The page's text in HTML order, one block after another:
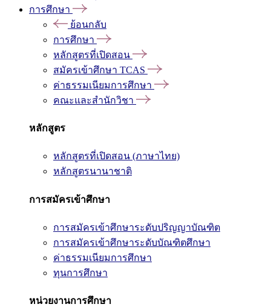
การศึกษา
ย้อนกลับ
การศึกษา
หลักสูตรที่เปิดสอน
สมัครเข้าศึกษา TCAS
ค่าธรรมเนียมการศึกษา
คณะและสำนักวิชา
หลักสูตร
หลักสูตรที่เปิดสอน (ภาษาไทย)
หลักสูตรนานาชาติ
การสมัครเข้าศึกษา
การสมัครเข้าศึกษาระดับปริญญาบัณฑิต
การสมัครเข้าศึกษาระดับบัณฑิตศึกษา
ค่าธรรมเนียมการศึกษา
ทุนการศึกษา
หน่วยงานการศึกษา